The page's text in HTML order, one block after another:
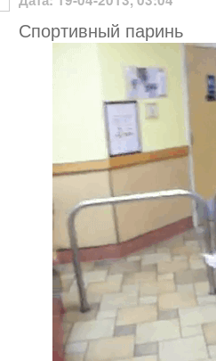
Спортивный паринь